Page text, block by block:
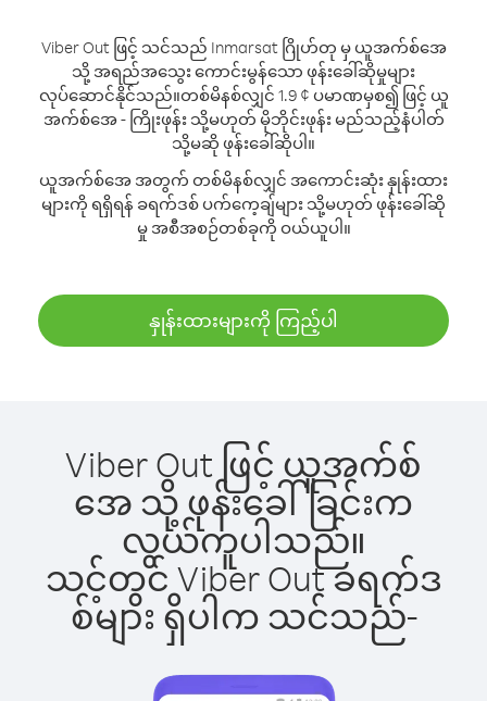
Viber Out ဖြင့် သင်သည် Inmarsat ဂြိုဟ်တု မှ ယူအက်စ်အေ
သို့ အရည်အသွေး ကောင်းမွန်သော ဖုန်းခေါ်ဆိုမှုများ
လုပ်ဆောင်နိုင်သည်။တစ်မိနစ်လျှင် 1.9 ¢ ပမာဏမှစ၍ ဖြင့် ယူ
အက်စ်အေ - ကြိုးဖုန်း သို့မဟုတ် မိုဘိုင်းဖုန်း မည်သည့်နံပါတ်
သို့မဆို ဖုန်းခေါ်ဆိုပါ။
ယူအက်စ်အေ အတွက် တစ်မိနစ်လျှင် အကောင်းဆုံး နှုန်းထား
များကို ရရှိရန် ခရက်ဒစ် ပက်ကေ့ချ်များ သို့မဟုတ် ဖုန်းခေါ်ဆို
မှု အစီအစဉ်တစ်ခုကို ဝယ်ယူပါ။
နှုန်းထားများကို ကြည့်ပါ
Viber Out ဖြင့် ယူအက်စ်
အေ သို့ ဖုန်းခေါ်ခြင်းက
လွယ်ကူပါသည်။
သင့်တွင် Viber Out ခရက်ဒ
စ်များ ရှိပါက သင်သည်-